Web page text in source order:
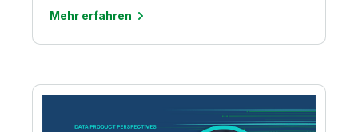
Mehr erfahren